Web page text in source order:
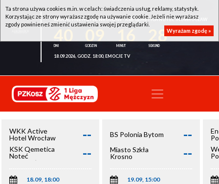
WKK ACTIVE HOTEL WROCŁAW - KSK QEMETICA NOTEĆ INOWROCŁAW
28
18.09.2026, GODZ. 18:00, EMOCJE TV
WKK Active
Hotel Wrocław
--
KSK Qemetica
Noteć
Inowrocław
--
18.09, 18:00
BS Polonia Bytom --
Miasto Szkła
Krosno
--
19.09, 15:00
Ta strona używa cookies m.in. w celach: świadczenia usług, reklamy, statystyk.
Korzystając ze strony wyrażasz zgodę na używanie cookie. Jeżeli nie wyrażasz
zgody powinieneś zmienić ustawienia swojej przeglądarki.
Wyrażam zgodę »